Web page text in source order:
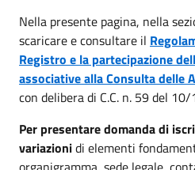
Nella presente pagina, nella
scaricare e consultare il
Registro e la partecipazione
associative alla Consulta delle
con delibera di C.C. n. 59 del
Per presentare domanda di
variazionidi elementi